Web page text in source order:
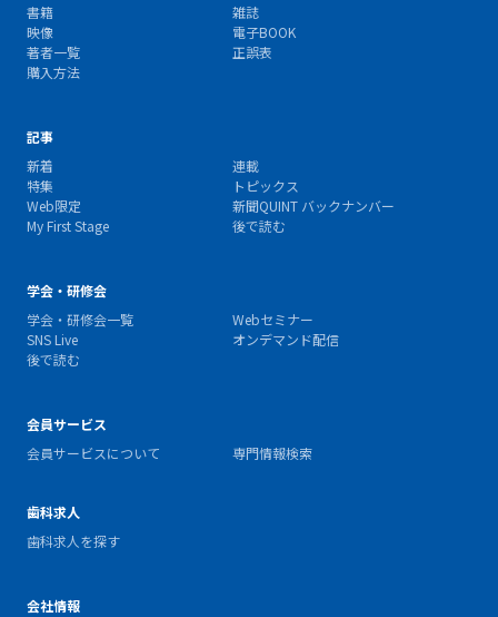
書籍
雑誌
映像
電子BOOK
著者一覧
正誤表
購入方法
記事
新着
連載
特集
トピックス
Web限定
新聞QUINT バックナンバー
My First Stage
後で読む
学会・研修会
学会・研修会一覧
Webセミナー
SNS Live
オンデマンド配信
後で読む
会員サービス
会員サービスについて
専門情報検索
歯科求人
歯科求人を探す
会社情報